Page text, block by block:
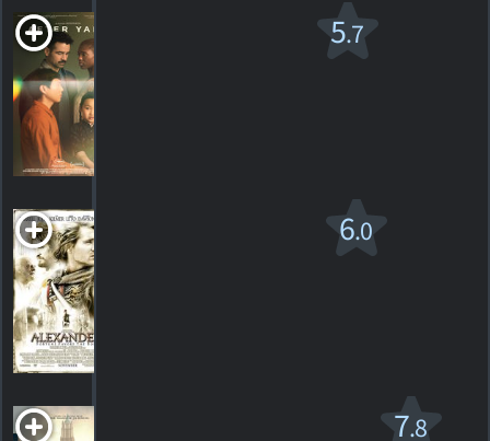
5.7
2021. 1h41m Science-fiction
6.0
2004. 2h55m Drame de guerre
7.8